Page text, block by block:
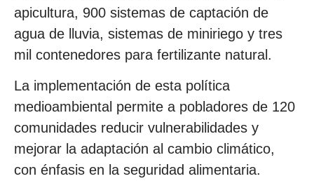
apicultura, 900 sistemas de captación de
agua de lluvia, sistemas de miniriego y tres
mil contenedores para fertilizante natural.
La implementación de esta política
medioambiental permite a pobladores de 120
comunidades reducir vulnerabilidades y
mejorar la adaptación al cambio climático,
con énfasis en la seguridad alimentaria.